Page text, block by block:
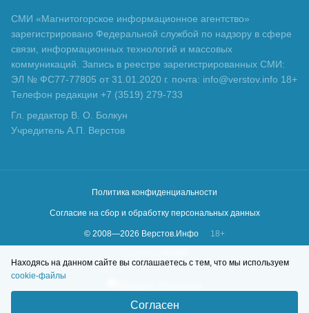
СМИ «Магнитогорское информационное агентство»
зарегистрировано Федеральной службой по надзору в сфере
связи, информационных технологий и массовых
коммуникаций. Запись в реестре зарегистрированных СМИ:
ЭЛ № ФС77-77805 от 31.01.2020 г. почта: info@verstov.info 18+
Телефон редакции +7 (3519) 279-733
Гл. редактор В. О. Болкун
Учредитель А.П. Верстов
Политика конфиденциальности
Согласие на сбор и обработку персональных данных
© 2008—2026 Верстов.Инфо
18+
Находясь на данном сайте вы соглашаетесь с тем, что мы используем
cookie-файлы
Согласен